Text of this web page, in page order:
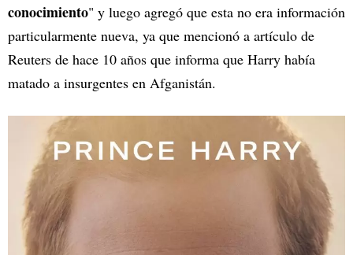
conocimiento" y luego agregó que esta no era información
particularmente nueva, ya que mencionó a artículo de
Reuters de hace 10 años que informa que Harry había
matado a insurgentes en Afganistán.